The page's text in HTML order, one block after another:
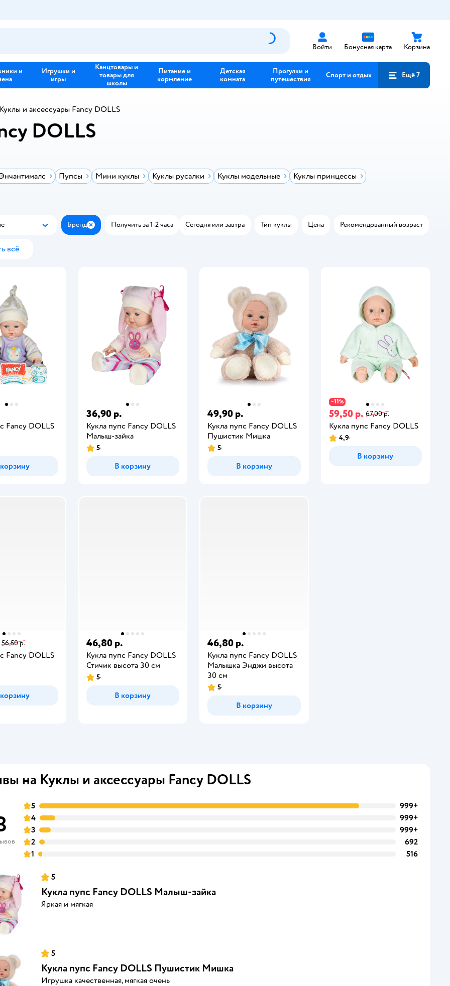
Войти Бонусная карта Корзина
и
Игрушки и
игры
Канцтовары и
товары для
школы
Питание и
кормление
Детская
комната
Прогулки и
путешествия
Спорт и отдых Ещё 7
Куклы и аксессуары Fancy DOLLS
DOLLS
Пупсы Мини куклы Куклы русалки Куклы модельные
Куклы принцессы
Популярные Бренд ЗакрытьПолучить за 1-2 часа Сегодня или завтра Тип куклы Цена Рекомендованный возраст
всё
Fancy DOLLS
36,90 р.
Кукла пупс Fancy DOLLS
Малыш-зайка
5
В корзину
49,90 р.
Кукла пупс Fancy DOLLS
Пушистик Мишка
5
В корзину
−11 %
59,50 р. 67,00 р.
Кукла пупс Fancy DOLLS
4,9
В корзину
56,50 р.
Fancy DOLLS
46,80 р.
Кукла пупс Fancy DOLLS
Стичик высота 30 см
5
В корзину
46,80 р.
Кукла пупс Fancy DOLLS
Малышка Энджи высота
30 см
5
В корзину
на Куклы и аксессуары Fancy DOLLS
5
999+
4
999+
3
999+
2
692
1
516
5
Кукла пупс Fancy DOLLS Малыш-зайка
Яркая и мягкая
5
Кукла пупс Fancy DOLLS Пушистик Мишка
Игрушка качественная, мягкая очень